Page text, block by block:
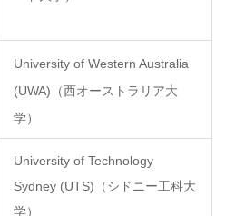
University of Western Australia
(UWA)（西オーストラリア大
学）
University of Technology
Sydney (UTS)（シドニー工科大
学）